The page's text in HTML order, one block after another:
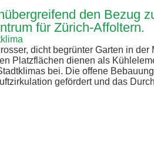
den Bezug
für Zürich-Affoltern.
dicht begrünter Garten in
Platzflächen dienen als
bei. Die offene
gefördert und das